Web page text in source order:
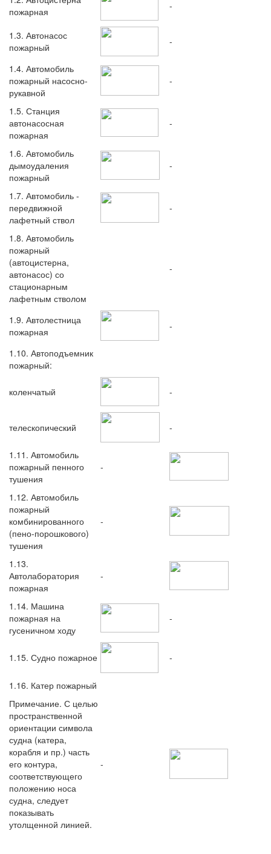
пожарная
-
1.3. Автонасос
пожарный
-
1.4. Автомобиль
пожарный насосно-
рукавной
-
1.5. Станция
автонасосная
пожарная
-
1.6. Автомобиль
дымоудаления
пожарный
-
1.7. Автомобиль -
передвижной
лафетный ствол
-
1.8. Автомобиль
пожарный
(автоцистерна,
автонасос) со
стационарным
лафетным стволом
-
1.9. Автолестница
пожарная
-
1.10. Автоподъемник
пожарный:
коленчатый -
телескопический -
1.11. Автомобиль
пожарный пенного
тушения
-
1.12. Автомобиль
пожарный
комбинированного
(пено-порошкового)
тушения
-
1.13.
Автолаборатория
пожарная
-
1.14. Машина
пожарная на
гусеничном ходу
-
1.15. Судно пожарное -
1.16. Катер пожарный
Примечание. С целью
пространственной
ориентации символа
судна (катера,
корабля и пр.) часть
его контура,
соответствующего
положению носа
судна, следует
показывать
утолщенной линией.
-